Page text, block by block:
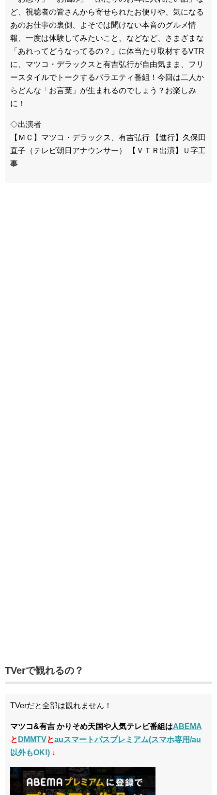
ど、視聴者の皆さんから寄せられたお便りや、気になる
あのお仕事の裏側、よそでは聞けない本音のグルメ情
報、一度は体験してみたいこと、などなど、さまざまな
「あれってどうなってるの？」に体当たり取材するVTR
に、マツコ・デラックスと有吉弘行が自由気まま、フリ
ースタイルでトークするバラエティ番組！今回は二人か
らどんな「お言葉」が生まれるのでしょう？お楽しみ
に！
◇出演者
【ＭＣ】マツコ・デラックス、有吉弘行 【進行】久保田
直子（テレビ朝日アナウンサー） 【ＶＴＲ出演】Ｕ字工
事
TVerで観れるの？
TVerだと全部は観れません！
マツコ&有吉 かりそめ天国や人気テレビ番組はABEMA
と DMMTVとauスマートパスプレミアム(スマホ専用/au
以外もOK!) ↓